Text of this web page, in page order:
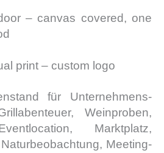
– canvas covered, one
print – custom logo
für Unternehmens-
Weinproben,
Marktplatz,
Meeting-